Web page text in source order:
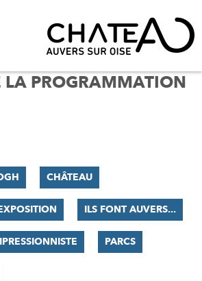
LA PROGRAMMATION
CHÂTEAU
ILS FONT AUVERS...
PARCS